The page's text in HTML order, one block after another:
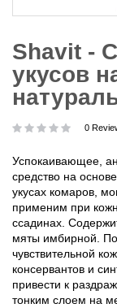
Shavit -
укусов
0
Успокаивающее,
средство на
укусах комаров,
применим при
ссадинах.
мяты имбирной.
чувствительной
консервантов и
привести к
тонким слоем на